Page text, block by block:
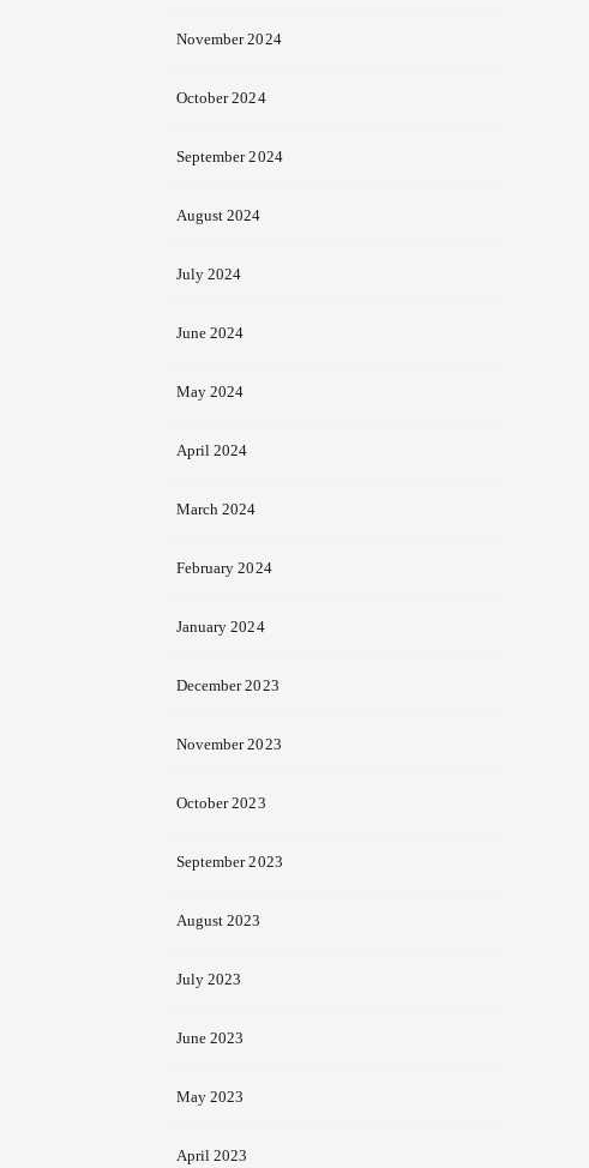
November 2024
October 2024
September 2024
August 2024
July 2024
June 2024
May 2024
April 2024
March 2024
February 2024
January 2024
December 2023
November 2023
October 2023
September 2023
August 2023
July 2023
June 2023
May 2023
April 2023